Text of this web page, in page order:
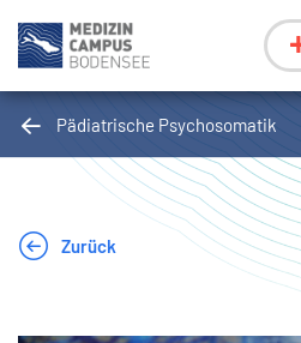
Pädiatrische Psychosomatik
Zurück